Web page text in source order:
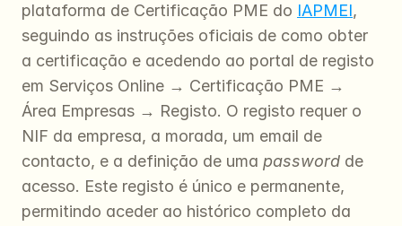
plataforma de Certificação PME do IAPMEI,
seguindo as instruções oficiais de como obter
a certificação e acedendo ao portal de registo
em Serviços Online → Certificação PME →
Área Empresas → Registo. O registo requer o
NIF da empresa, a morada, um email de
contacto, e a definição de uma password de
acesso. Este registo é único e permanente,
permitindo aceder ao histórico completo da